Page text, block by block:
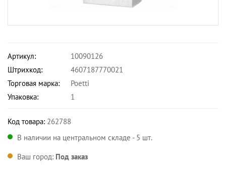
Артикул:
10090126
Штрихкод:
4607187770021
Торговая марка:
Poetti
Упаковка:
1
Код товара: 262788
В наличии на центральном складе - 5 шт.
Ваш город: Под заказ